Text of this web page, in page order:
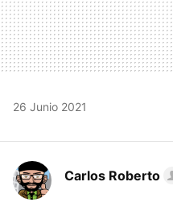
26 Junio 2021
Carlos Roberto